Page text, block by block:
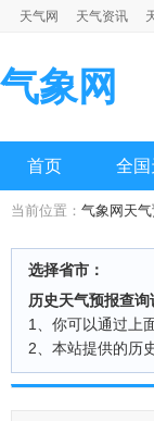
天气网 天气资讯
气象网
首页 全
当前位置： 气象网天气
选择省市：
历史天气预报查询
1、你可以通过上
2、本站提供的历